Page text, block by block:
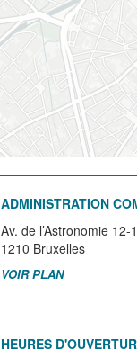
ADMINISTRATION
Av. de l’Astronomie 12-
1210 Bruxelles
VOIR PLAN
HEURES